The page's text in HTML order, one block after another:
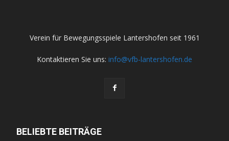
Verein für Bewegungsspiele Lantershofen seit 1961
Kontaktieren Sie uns: info@vfb-lantershofen.de
BELIEBTE BEITRÄGE